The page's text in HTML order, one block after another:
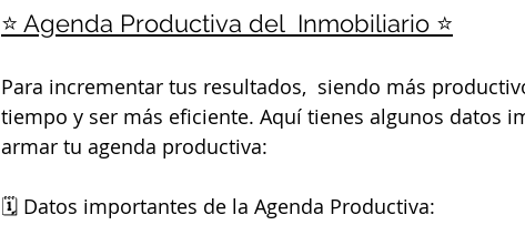
⭐ Agenda Productiva del  Inmobiliario ⭐
Para incrementar tus resultados,  siendo más
tiempo y ser más eficiente. Aquí tienes algunos datos
armar tu agenda productiva:
🗓️ Datos importantes de la Agenda Productiva: